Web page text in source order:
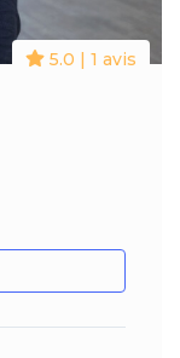
5.0 | 1 avis